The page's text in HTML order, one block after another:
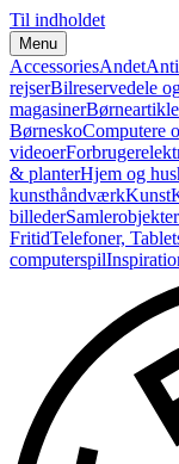
Til indholdet
Menu
AccessoriesAndet
rejserBilreservedele
magasiner
BørneskoComputere
videoer
& planterHjem og
kunsthåndværkKunst
billederSamlerobjekter
FritidTelefoner,
computerspil